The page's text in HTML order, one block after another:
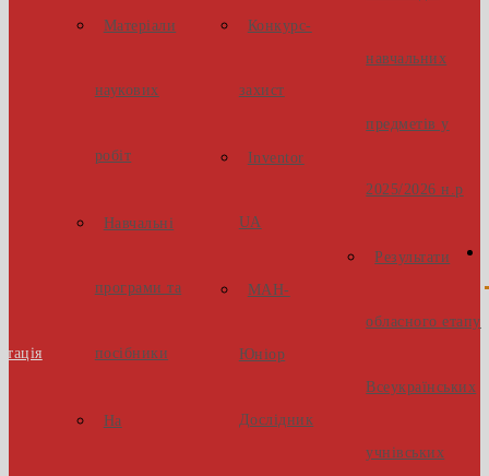
Матеріали
наукових
робіт
Навчальні
програми та
посібники
На
Конкурс-
захист
Inventor
UA
МАН-
Юніор
Дослідник
навчальних
предметів у
2025/2026 н.р
Результати
обласного етапу
Всеукраїнських
учнівських